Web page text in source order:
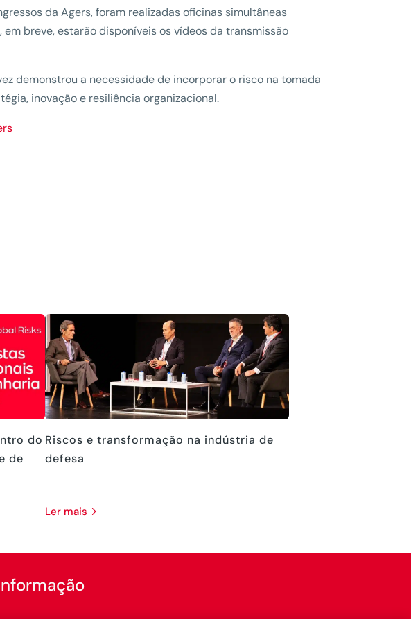
da Agers, foram realizadas oficinas simultâneas
breve, estarão disponíveis os vídeos da transmissão
demonstrou a necessidade de incorporar o risco na tomada
inovação e resiliência organizacional.
do
de
Riscos e transformação na indústria de
defesa
ler mais